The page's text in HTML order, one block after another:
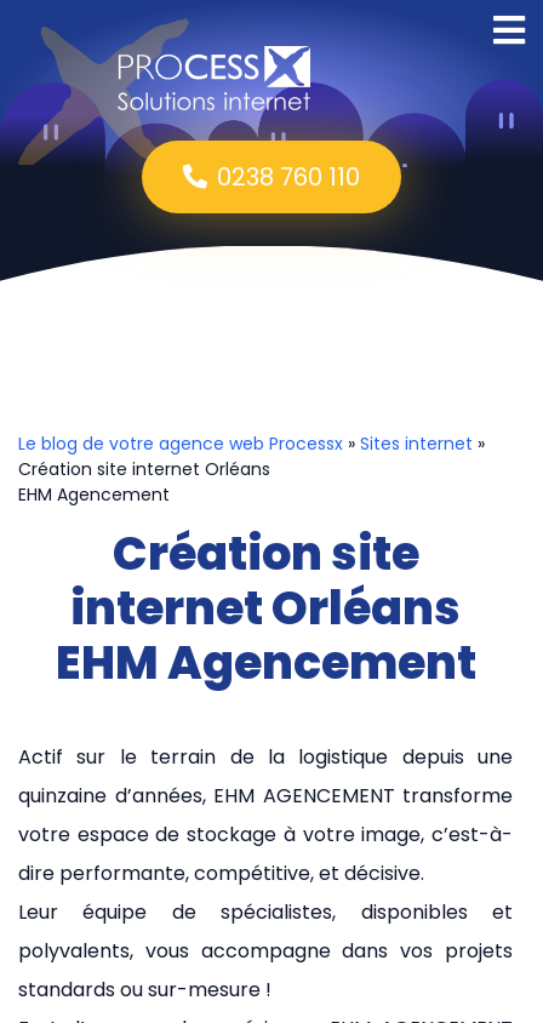
0238 760 110
Le blog de votre agence web Processx » Sites internet »
Création site internet Orléans
EHM Agencement
Création site
internet Orléans
EHM Agencement
Actif sur le terrain de la logistique depuis une
quinzaine d’années, EHM AGENCEMENT transforme
votre espace de stockage à votre image, c’est-à-
dire performante, compétitive, et décisive.
Leur équipe de spécialistes, disponibles et
polyvalents, vous accompagne dans vos projets
standards ou sur-mesure !